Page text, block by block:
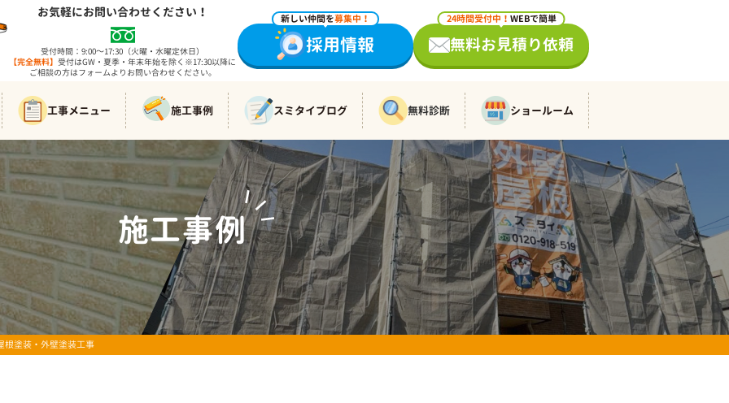
お気軽にお問い合わせください！
受付時間：9:00～17:30（火曜・水曜定休日）
【完全無料】 受付はGW・夏季・年末年始を除く※17:30以降に
ご相談の方はフォームよりお問い合わせください。
新しい仲間を募集中！
採用情報
24時間受付中！ WEBで簡単
無料お見積り依頼
工事メニュー 施工事例 スミタイブログ 無料診断 ショールーム
施工事例
WORKS
根塗装・外壁塗装工事